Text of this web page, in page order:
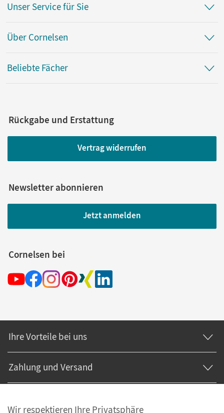
Unser Service für Sie
Über Cornelsen
Beliebte Fächer
Rückgabe und Erstattung
Vertrag widerrufen
Newsletter abonnieren
Jetzt anmelden
Cornelsen bei
Ihre Vorteile bei uns
Zahlung und Versand
Wir respektieren Ihre Privatsphäre